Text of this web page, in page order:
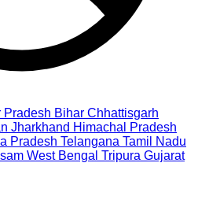
Pradesh Bihar Chhattisgarh
Jharkhand Himachal Pradesh
Pradesh Telangana Tamil Nadu
West Bengal Tripura Gujarat